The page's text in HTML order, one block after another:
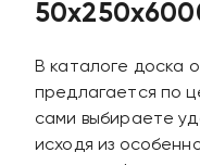
В каталоге доска
предлагается по
сами выбираете
исходя из